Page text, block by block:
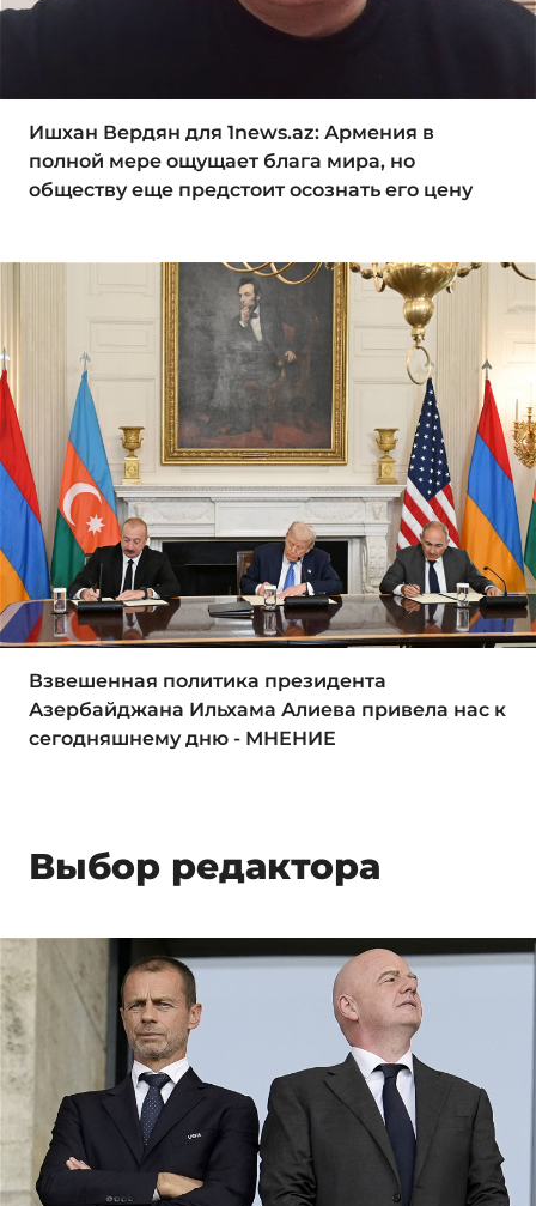
Ишхан Вердян для 1news.az: Армения в
полной мере ощущает блага мира, но
обществу еще предстоит осознать его цену
Взвешенная политика президента
Азербайджана Ильхама Алиева привела нас к
сегодняшнему дню - МНЕНИЕ
Выбор редактора